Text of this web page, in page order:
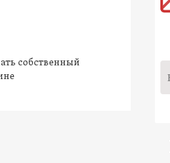
собственный